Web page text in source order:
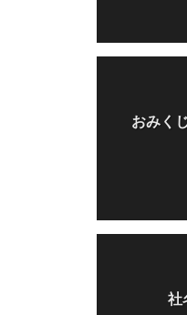
おみく
社